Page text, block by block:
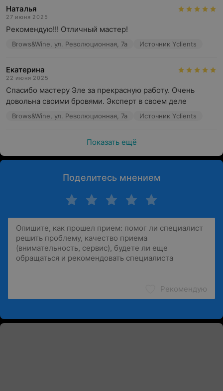
Наталья
27 июня 2025
Рекомендую!!! Отличный мастер!
Brows&Wine, ул. Революционная, 7а Источник Yclients
Екатерина
22 июня 2025
Спасибо мастеру Эле за прекрасную работу. Очень
довольна своими бровями. Эксперт в своем деле
Brows&Wine, ул. Революционная, 7а Источник Yclients
Показать ещё
Поделитесь мнением
Рекомендую